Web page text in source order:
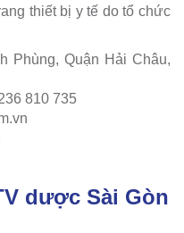
thiết bị y tế do tổ chức
Phùng, Quận Hải Châu,
810 735
dược Sài Gòn